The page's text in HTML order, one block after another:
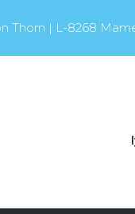
Thorn | L-8268